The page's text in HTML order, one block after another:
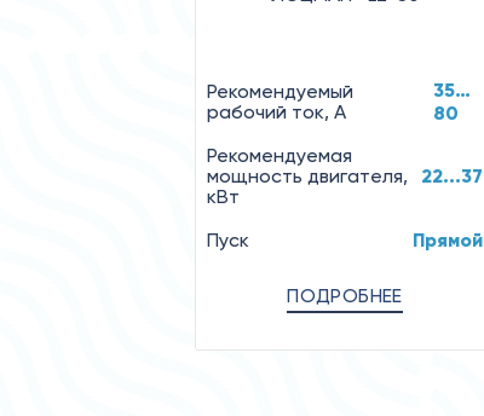
Рекомендуемый
рабочий ток, А
35…
80
Рекомендуемая
мощность двигателя,
кВт
22...37
Пуск Прямой
ПОДРОБНЕЕ